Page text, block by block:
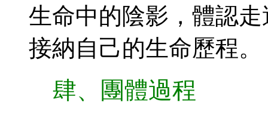
生命中的陰影，體認
接納自己的生命歷程。
肆、團體過程